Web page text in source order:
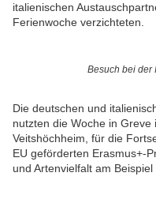
italienischen
Ferienwoche verzichteten.
Besuch bei der
Die deutschen und
nutzten die Woche in
Veitshöchheim, für die
EU geförderten Erasmus+-
und Artenvielfalt am Beispiel